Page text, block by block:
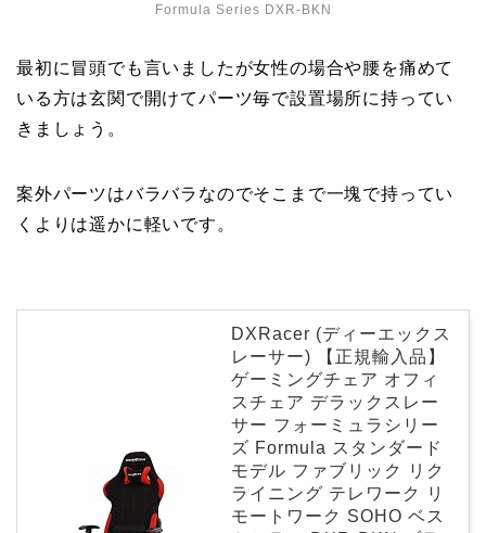
Formula Series DXR-BKN
最初に冒頭でも言いましたが女性の場合や腰を痛めて
いる方は玄関で開けてパーツ毎で設置場所に持ってい
きましょう。
案外パーツはバラバラなのでそこまで一塊で持ってい
くよりは遥かに軽いです。
DXRacer (ディーエックス
レーサー) 【正規輸入品】
ゲーミングチェア オフィ
スチェア デラックスレー
サー フォーミュラシリー
ズ Formula スタンダード
モデル ファブリック リク
ライニング テレワーク リ
モートワーク SOHO ベス